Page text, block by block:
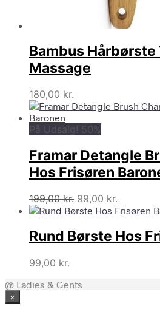
Bambus
Massage
180,00 kr.
På Udsalg! 50%
Framar Detangle
Hos Frisøren
199,00kr. Den
oprindelige
var:
199,00 kr..
99,00 kr.
aktuelle
er:
99,00 kr..
Rund Børste Hos
99,00 kr.
@ Ladies & Gents
×